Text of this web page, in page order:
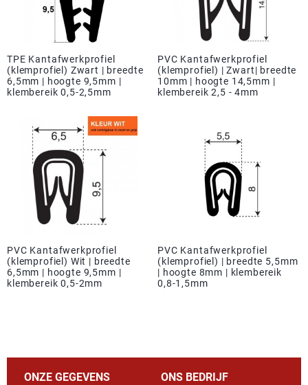
TPE Kantafwerkprofiel
(klemprofiel) Zwart | breedte
6,5mm | hoogte 9,5mm |
klembereik 0,5-2,5mm
PVC Kantafwerkprofiel
(klemprofiel) | Zwart| breedte
10mm | hoogte 14,5mm |
klembereik 2,5 - 4mm
PVC Kantafwerkprofiel
(klemprofiel) Wit | breedte
6,5mm | hoogte 9,5mm |
klembereik 0,5-2mm
PVC Kantafwerkprofiel
(klemprofiel) | breedte 5,5mm
| hoogte 8mm | klembereik
0,8-1,5mm
ONZE GEGEVENS ONS BEDRIJF